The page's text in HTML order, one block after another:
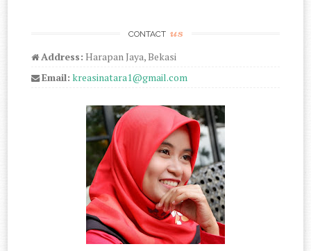
CONTACT us
Address: Harapan Jaya, Bekasi
Email: kreasinatara1@gmail.com